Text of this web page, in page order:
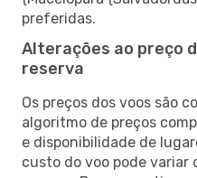
preferidas.
Alterações ao preço
reserva
Os preços dos voos são
algoritmo de preços
e disponibilidade de
custo do voo pode variar